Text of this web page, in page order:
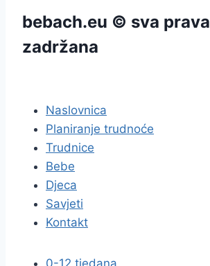
bebach.eu © sva prava
zadržana
Naslovnica
Planiranje trudnoće
Trudnice
Bebe
Djeca
Savjeti
Kontakt
0-12 tjedana